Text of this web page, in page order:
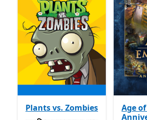
Plants vs. Zombies
Age